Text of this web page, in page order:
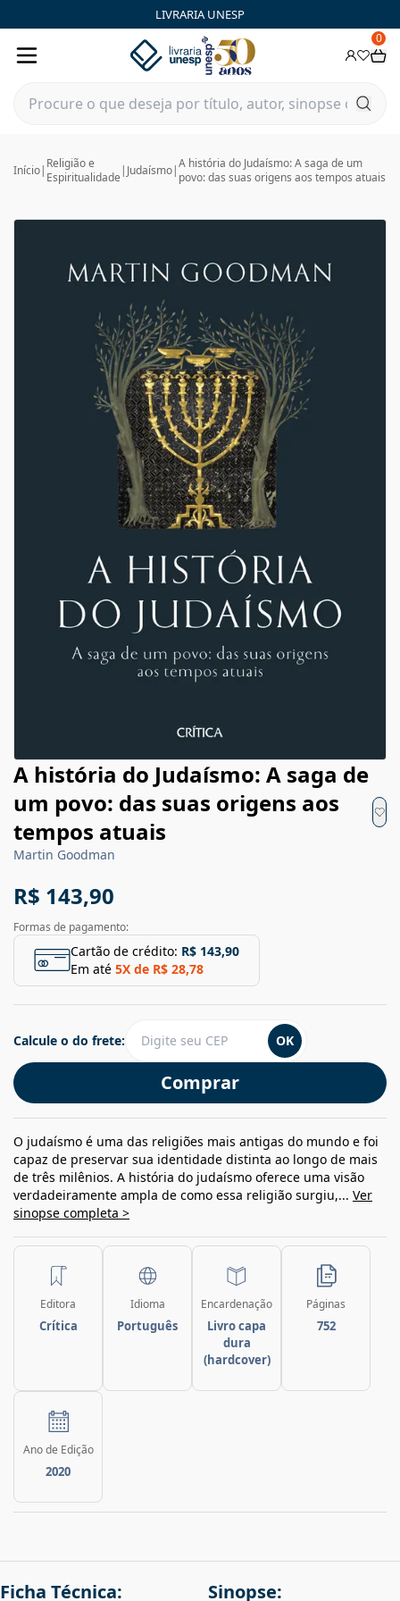
LIVRARIA UNESP
0
Início| Religião e
Espiritualidade | Judaísmo|A história do Judaísmo: A saga de um
povo: das suas origens aos tempos atuais
A história do Judaísmo: A saga de
um povo: das suas origens aos
tempos atuais
Martin Goodman
R$ 143,90
Formas de pagamento:
Cartão de crédito: R$ 143,90
Em até 5X de R$ 28,78
Comprar
Calcule o do frete: OK
O judaísmo é uma das religiões mais antigas do mundo e foi
capaz de preservar sua identidade distinta ao longo de mais
de três milênios. A história do judaísmo oferece uma visão
verdadeiramente ampla de como essa religião surgiu,... Ver
sinopse completa >
Editora
Crítica
Idioma
Português
Encardenação
Livro capa
dura
(hardcover)
Páginas
752
Ano de Edição
2020
Ficha Técnica: Sinopse: